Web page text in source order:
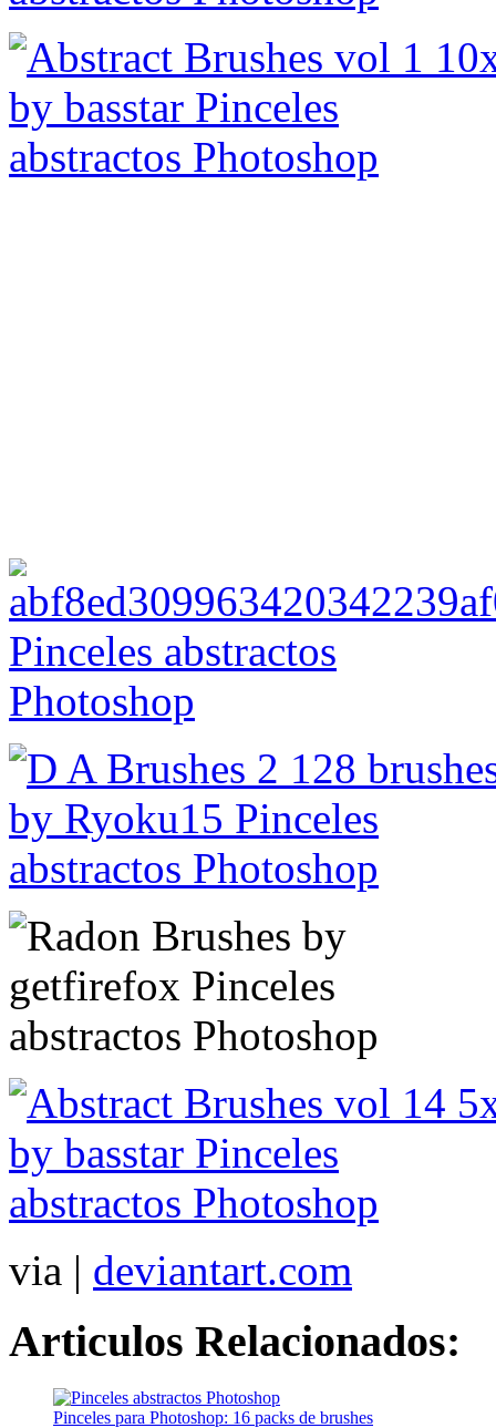
via | deviantart.com
Articulos Relacionados:
Pinceles para Photoshop: 16 packs de brushes